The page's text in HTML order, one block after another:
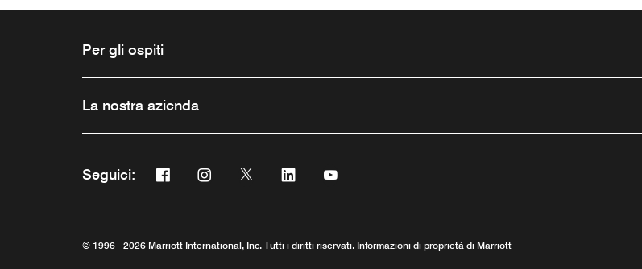
Per gli ospiti
La nostra azienda
Seguici: Facebook
Apre una nuova finestra
Instagram
Apre una nuova finestra
Twitter
Apre una nuova finestra
Linkedin
Apre una nuova finestra
Apre una nuova finestra
© 1996 - 2026 Marriott International, Inc. Tutti i diritti riservati. Informazioni di proprietà di Marriott